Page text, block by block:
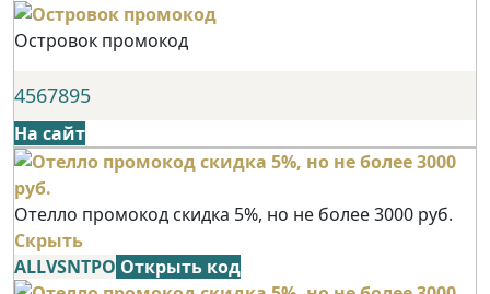
Островок промокод
4567895
На сайт
Отелло промокод скидка 5%, но не более 3000 руб.
Скрыть
ALLVSNTPO Открыть код